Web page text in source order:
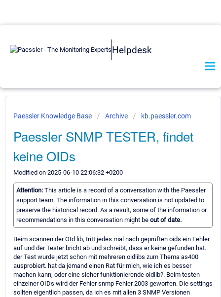
Helpdesk
Paessler Knowledge Base Archive kb.paessler.com
Paessler SNMP TESTER, findet
keine OIDs
Modified on 2025-06-10 22:06:32 +0200
Attention: This article is a record of a conversation with the Paessler
support team. The information in this conversation is not updated to
preserve the historical record. As a result, some of the information or
recommendations in this conversation might be out of date.
Beim scannen der OId lib, tritt jedes mal nach geprüften oids ein Fehler
auf und der Tester bricht ab und schreibt, dass er keine gefunden hat.
der Test wurde jetzt schon mit mehreren oidlibs zum Thema as400
ausprobiert. hat da jemand einen Rat für mich, wie ich es besser
machen kann, oder eine sicher funktionierende oidlib?. Beim testen
einzelner OIDs wird der Fehler snmp Fehler 2003 geworfen. Die settings
sollten eigentlich passen, da ich es mit allen 3 SNMP Versionen